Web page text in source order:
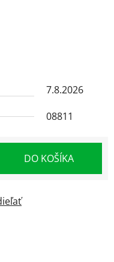
7.8.2026
08811
DO KOŠÍKA